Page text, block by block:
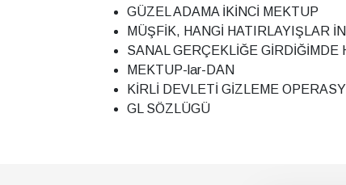
GÜZEL ADAMA İKİNCİ MEKTUP
MÜŞFİK, HANGİ HATIRLAYIŞLAR
SANAL GERÇEKLİĞE
MEKTUP-lar-DAN
KİRLİ DEVLETİ GİZLEME
GL SÖZLÜGÜ